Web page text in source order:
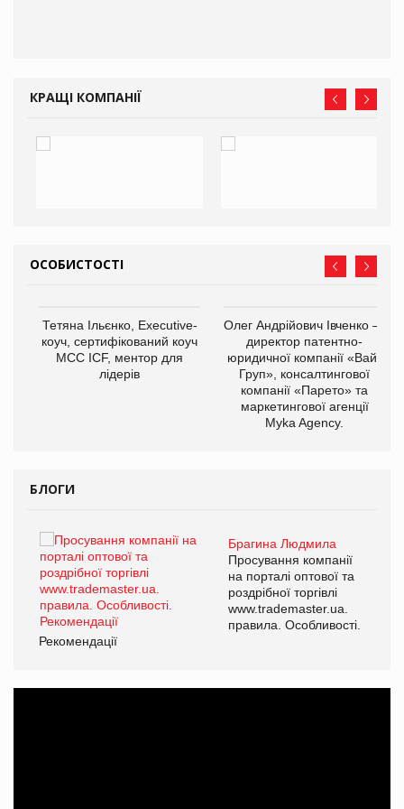
КРАЩІ КОМПАНІЇ
ОСОБИСТОСТІ
Тетяна Ільєнко, Executive-
коуч, сертифікований коуч
МСС ICF, ментор для
лідерів
Олег Андрійович Івченко —
директор патентно-
юридичної компанії «Вайз
Груп», консалтингової
компанії «Парето» та
маркетингової агенції
Myka Agency.
БЛОГИ
Брагина Людмила
Просування компанії
на порталі оптової та
роздрібної торгівлі
www.trademaster.ua.
правила. Особливості.
Рекомендації